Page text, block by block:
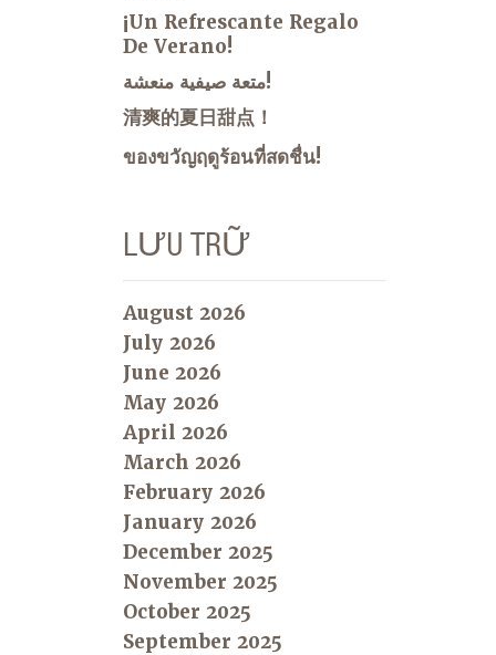
¡Un Refrescante Regalo
De Verano!
متعة صيفية منعشة!
清爽的夏日甜点！
ของขวัญฤดูร้อนที่สดชื่น!
LƯU TRỮ
August 2026
July 2026
June 2026
May 2026
April 2026
March 2026
February 2026
January 2026
December 2025
November 2025
October 2025
September 2025